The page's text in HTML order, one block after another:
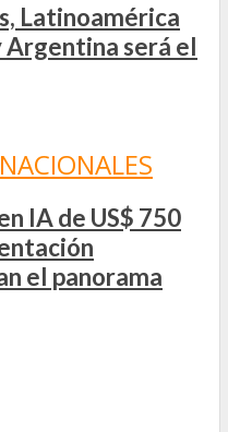
Latinoamérica
Argentina será el
IA de US$ 750
el panorama